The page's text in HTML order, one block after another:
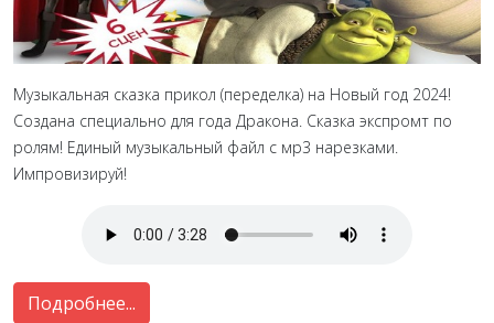
Музыкальная сказка прикол (переделка) на Новый год 2024!
Создана специально для года Дракона. Сказка экспромт по
ролям! Единый музыкальный файл с мр3 нарезками.
Импровизируй!
Подробнее...